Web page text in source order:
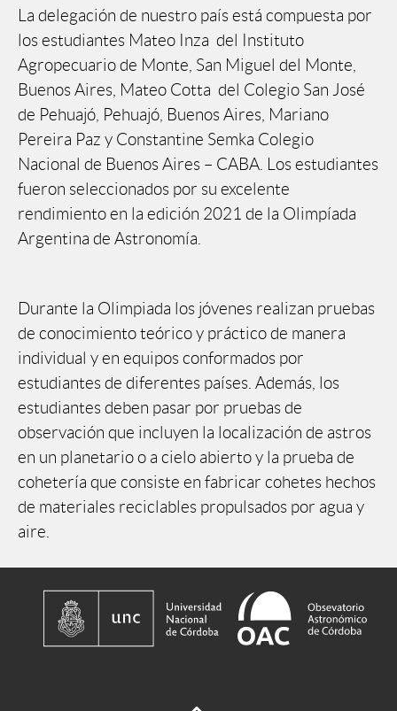
La delegación de nuestro país está compuesta por
los estudiantes Mateo Inza del Instituto
Agropecuario de Monte, San Miguel del Monte,
Buenos Aires, Mateo Cotta del Colegio San José
de Pehuajó, Pehuajó, Buenos Aires, Mariano
Pereira Paz y Constantine Semka Colegio
Nacional de Buenos Aires – CABA. Los estudiantes
fueron seleccionados por su excelente
rendimiento en la edición 2021 de la Olimpíada
Argentina de Astronomía.
Durante la Olimpiada los jóvenes realizan pruebas
de conocimiento teórico y práctico de manera
individual y en equipos conformados por
estudiantes de diferentes países. Además, los
estudiantes deben pasar por pruebas de
observación que incluyen la localización de astros
en un planetario o a cielo abierto y la prueba de
cohetería que consiste en fabricar cohetes hechos
de materiales reciclables propulsados por agua y
aire.